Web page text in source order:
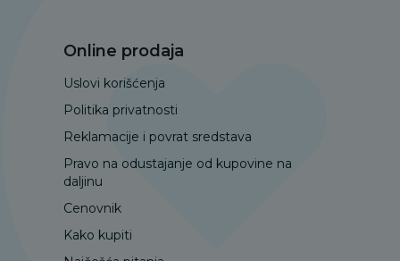
Online prodaja
Uslovi korišćenja
Politika privatnosti
Reklamacije i povrat sredstava
Pravo na odustajanje od kupovine na
daljinu
Cenovnik
Kako kupiti